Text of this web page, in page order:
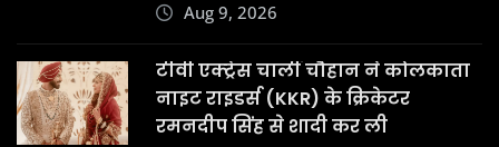
Aug 9, 2026
टीवी एक्ट्रेस चार्ली चौहान ने कोलकाता
नाइट राइडर्स (KKR) के क्रिकेटर
रमनदीप सिंह से शादी कर ली